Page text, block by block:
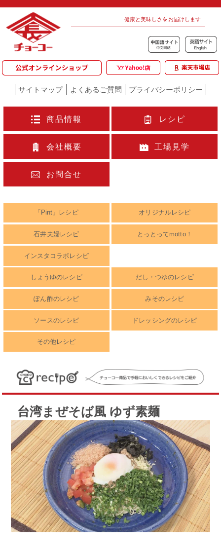
健康と美味しさをお届けします
サイトマップ よくあるご質問 プライバシーポリシー
商品情報 レシピ
会社概要 工場見学
お問合せ
「Pint」レシピ オリジナルレシピ
石井夫婦レシピ とっとってmotto！
インスタコラボレシピ
しょうゆのレシピ だし・つゆのレシピ
ぽん酢のレシピ みそのレシピ
ソースのレシピ ドレッシングのレシピ
その他レシピ
台湾まぜそば風 ゆず素麺